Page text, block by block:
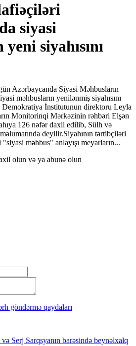
siyasi
siyahısını
Azərbaycanda Siyasi Məhbusların
məhbusların yenilənmiş siyahısını
Demokratiya İnstitutunun direktoru Leyla
Monitorinqi Mərkəzinin rəhbəri Elşən
126 nəfər daxil edilib, Sülh və
deyilir.Siyahının tərtibçiləri
məhbus" anlayışı meyarların...
olun və ya abunə olun
göndərmə qaydaları